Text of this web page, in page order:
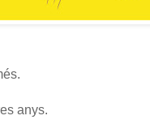
anys.